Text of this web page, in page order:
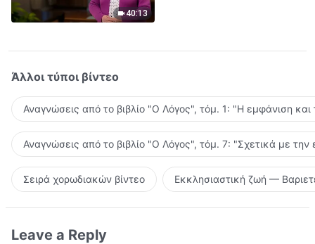
40:13
Άλλοι τύποι βίντεο
Αναγνώσεις από το βιβλίο "Ο Λόγος", τόμ. 1: "Η εμφάνιση
Αναγνώσεις από το βιβλίο "Ο Λόγος", τόμ. 7: "Σχετικά με την
Σειρά χορωδιακών βίντεο Εκκλησιαστική ζωή —
Leave a Reply